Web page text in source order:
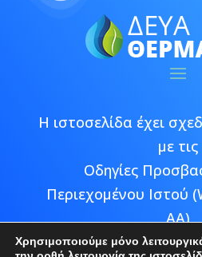
Η ιστοσελίδα έχει
με τις
Οδηγίες
Περιεχομένου Ιστού
AA)
Χρησιμοποιούμε μόνο